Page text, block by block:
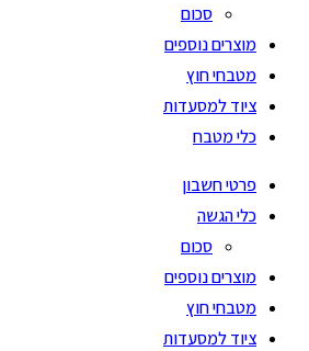
סכום
מוצרים נוספים
מטבחי חוץ
ציוד למסעדות
כלי מטבח
פרטי חשבון
כלי הגשה
סכום
מוצרים נוספים
מטבחי חוץ
ציוד למסעדות